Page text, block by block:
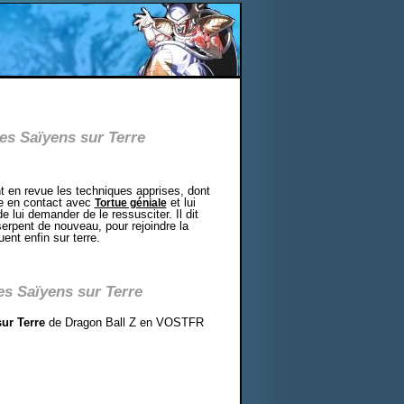
Saïyens sur Terre
revue les techniques apprises, dont
en contact avec Tortue génialeet lui
lui demander de le ressusciter. Il dit
de nouveau, pour rejoindre la
enfin sur terre.
Saïyens sur Terre
Terre de Dragon Ball Z en VOSTFR